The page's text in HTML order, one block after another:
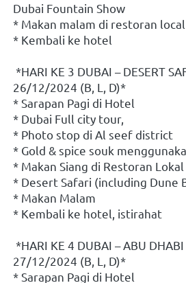
Dubai Fountain Show
* Makan malam di restoran local
* Kembali ke hotel
26/12/2024 (B, L, D)*
* Sarapan Pagi di Hotel
* Dubai Full city tour,
* Photo stop di Al seef district
* Gold & spice souk
* Makan Siang di Restoran Lokal
* Desert Safari (including Dune
* Makan Malam
* Kembali ke hotel, istirahat
27/12/2024 (B, L, D)*
* Sarapan Pagi di Hotel